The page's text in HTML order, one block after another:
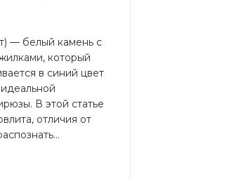
— белый камень с
который
в синий цвет
В этой статье
отличия от